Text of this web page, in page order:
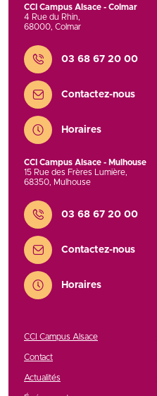
CCI Campus Alsace - Colmar
4 Rue du Rhin,
68000, Colmar
Contact
03 68 67 20 00
Contactez-nous
Horaires
CCI Campus Alsace - Mulhouse
15 Rue des Frères Lumière,
68350, Mulhouse
Contact
03 68 67 20 00
Contactez-nous
Horaires
CCI Campus Alsace
Contact
Actualités